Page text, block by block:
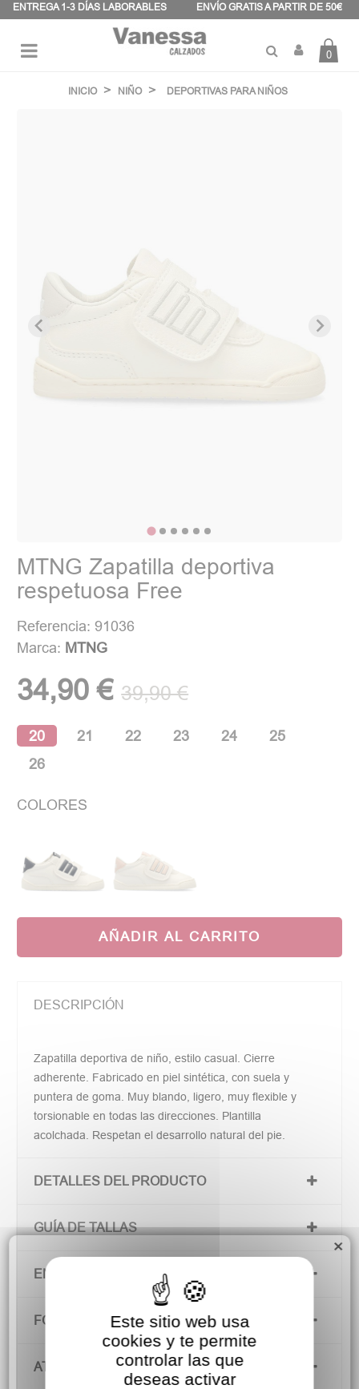
ENTREGA 1-3 DÍAS LABORABLES ENVÍO GRATIS A PARTIR DE 50€
palanca
0
INICIO NIÑO DEPORTIVAS PARA NIÑOS
MTNG Zapatilla deportiva
respetuosa Free
Referencia: 91036
Marca: MTNG
34,90 € 39,90 €
20 21 22 23 24
25
26
COLORES
AÑADIR AL CARRITO
DESCRIPCIÓN
Zapatilla deportiva de niño, estilo casual. Cierre
adherente. Fabricado en piel sintética, con suela y
puntera de goma. Muy blando, ligero, muy flexible y
torsionable en todas las direcciones. Plantilla
acolchada. Respetan el desarrollo natural del pie.
DETALLES DEL PRODUCTO
GUÍA DE TALLAS
ENVÍOS Y DEVOLUCIONES
FORMAS DE PAGO
ATENCIÓN AL CLIENTE
×
Panel de gestión de cookies
Este sitio web usa
cookies y te permite
controlar las que
deseas activar